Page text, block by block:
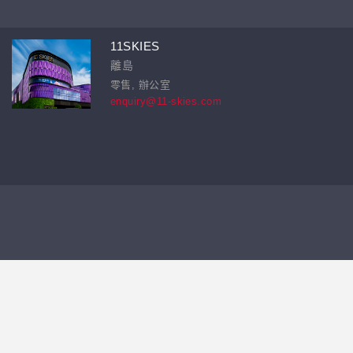
11SKIES
離島
零售, 辦公室
enquiry@11-skies.com